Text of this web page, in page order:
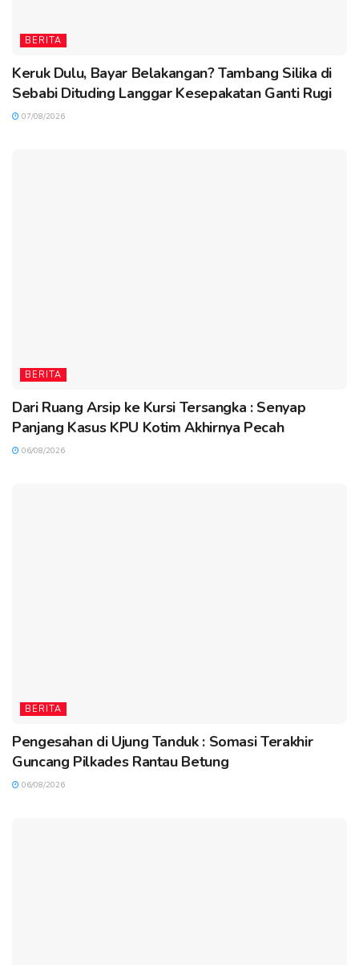
BERITA
Keruk Dulu, Bayar Belakangan? Tambang Silika di
Sebabi Dituding Langgar Kesepakatan Ganti Rugi
07/08/2026
BERITA
Dari Ruang Arsip ke Kursi Tersangka : Senyap
Panjang Kasus KPU Kotim Akhirnya Pecah
06/08/2026
BERITA
Pengesahan di Ujung Tanduk : Somasi Terakhir
Guncang Pilkades Rantau Betung
06/08/2026